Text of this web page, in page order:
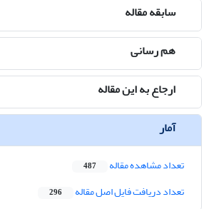
سابقه مقاله
هم رسانی
ارجاع به این مقاله
آمار
تعداد مشاهده مقاله 487
تعداد دریافت فایل اصل مقاله 296